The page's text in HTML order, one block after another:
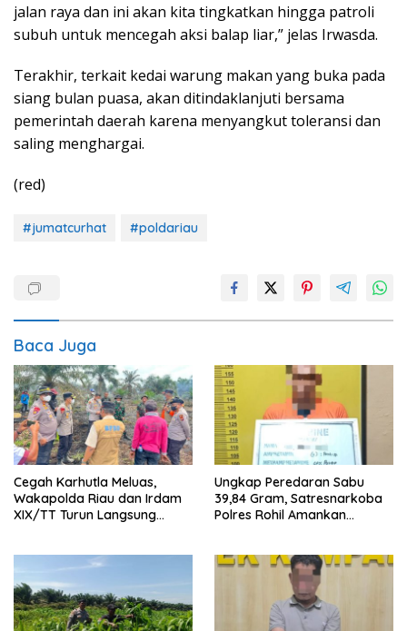
jalan raya dan ini akan kita tingkatkan hingga patroli
subuh untuk mencegah aksi balap liar,” jelas Irwasda.
Terakhir, terkait kedai warung makan yang buka pada
siang bulan puasa, akan ditindaklanjuti bersama
pemerintah daerah karena menyangkut toleransi dan
saling menghargai.
(red)
#jumatcurhat #poldariau
Baca Juga
Cegah Karhutla Meluas,
Wakapolda Riau dan Irdam
XIX/TT Turun Langsung
Ungkap Peredaran Sabu
39,84 Gram, Satresnarkoba
Polres Rohil Amankan